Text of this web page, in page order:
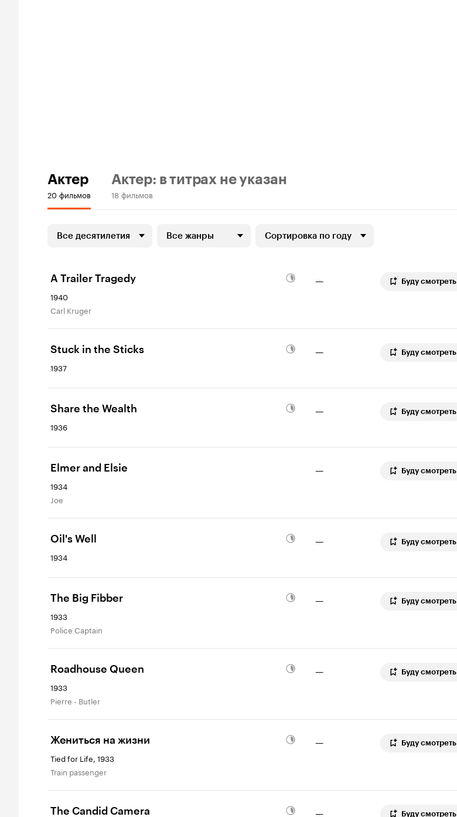
Актер
20 фильмов
Актер: в титрах не указан
18 фильмов
Все десятилетия Все жанры Сортировка по году
A Trailer Tragedy
1940
Carl Kruger
— Буду смотреть
Stuck in the Sticks
1937
— Буду смотреть
Share the Wealth
1936
— Буду смотреть
Elmer and Elsie
1934
Joe
— Буду смотреть
Oil's Well
1934
— Буду смотреть
The Big Fibber
1933
Police Captain
— Буду смотреть
Roadhouse Queen
1933
Pierre - Butler
— Буду смотреть
Жениться на жизни
Tied for Life, 1933
Train passenger
— Буду смотреть
The Candid Camera — Буду смотреть